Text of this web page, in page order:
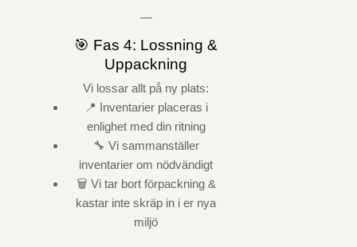
—
🎯 Fas 4: Lossning &
Uppackning
Vi lossar allt på ny plats:
📍 Inventarier placeras i
enlighet med din ritning
🔧 Vi sammanställer
inventarier om nödvändigt
🗑️ Vi tar bort förpackning &
kastar inte skräp in i er nya
miljö